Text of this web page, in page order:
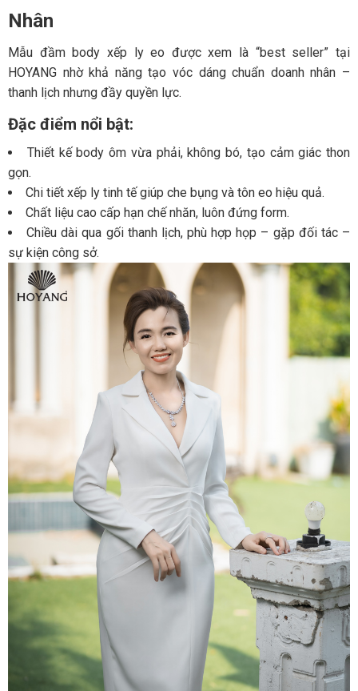
Nhân
Mẫu đầm body xếp ly eo được xem là “best seller” tại
HOYANG nhờ khả năng tạo vóc dáng chuẩn doanh nhân –
thanh lịch nhưng đầy quyền lực.
Đặc điểm nổi bật:
Thiết kế body ôm vừa phải, không bó, tạo cảm giác thon
gọn.
Chi tiết xếp ly tinh tế giúp che bụng và tôn eo hiệu quả.
Chất liệu cao cấp hạn chế nhăn, luôn đứng form.
Chiều dài qua gối thanh lịch, phù hợp họp – gặp đối tác –
sự kiện công sở.